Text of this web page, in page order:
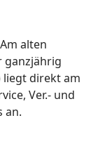
alten
ganzjährig
liegt direkt am
Ver.- und
an.